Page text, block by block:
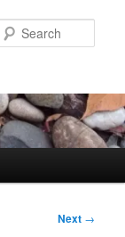
Next →